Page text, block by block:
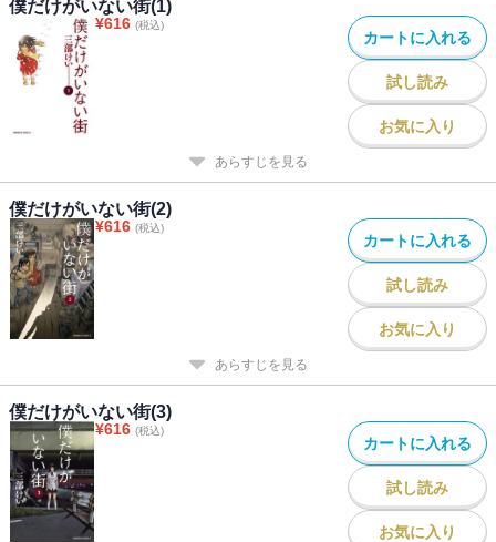
僕だけがいない街(1)
¥616 (税込)
カートに入れる
試し読み
お気に入り
あらすじを見る
僕だけがいない街(2)
¥616 (税込)
カートに入れる
試し読み
お気に入り
あらすじを見る
僕だけがいない街(3)
¥616 (税込)
カートに入れる
試し読み
お気に入り